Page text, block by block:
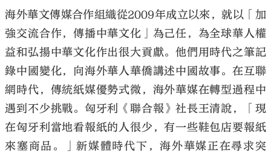
海外華文傳媒合作組織從2009年成立以來，就以「加
強交流合作，傳播中華文化」為己任，為全球華人權
益和弘揚中華文化作出很大貢獻。他們用時代之筆記
錄中國變化，向海外華人華僑講述中國故事。在互聯
網時代，傳統紙媒優勢式微，海外華媒在轉型過程中
遇到不少挑戰。匈牙利《聯合報》社長王清說，「現
在匈牙利當地看報紙的人很少，有一些鞋包店要報紙
來塞商品。」新媒體時代下，海外華媒正在尋求突